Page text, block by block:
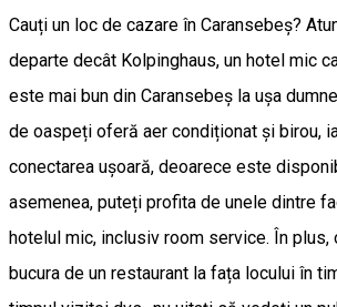
Cauți un loc de cazare în Caransebeș?
departe decât Kolpinghaus, un hotel mic
este mai bun din Caransebeș la ușa
de oaspeți oferă aer condiționat și birou,
conectarea ușoară, deoarece este
asemenea, puteți profita de unele dintre
hotelul mic, inclusiv room service. În
bucura de un restaurant la fața locului în